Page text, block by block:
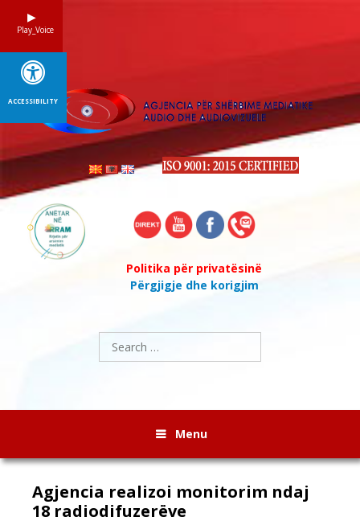
Politika për privatësinë
Përgjigje dhe korigjim
Search
for:
Menu
Agjencia realizoi monitorim ndaj
18 radiodifuzerëve
Play_Voice
ACCESSIBILITY